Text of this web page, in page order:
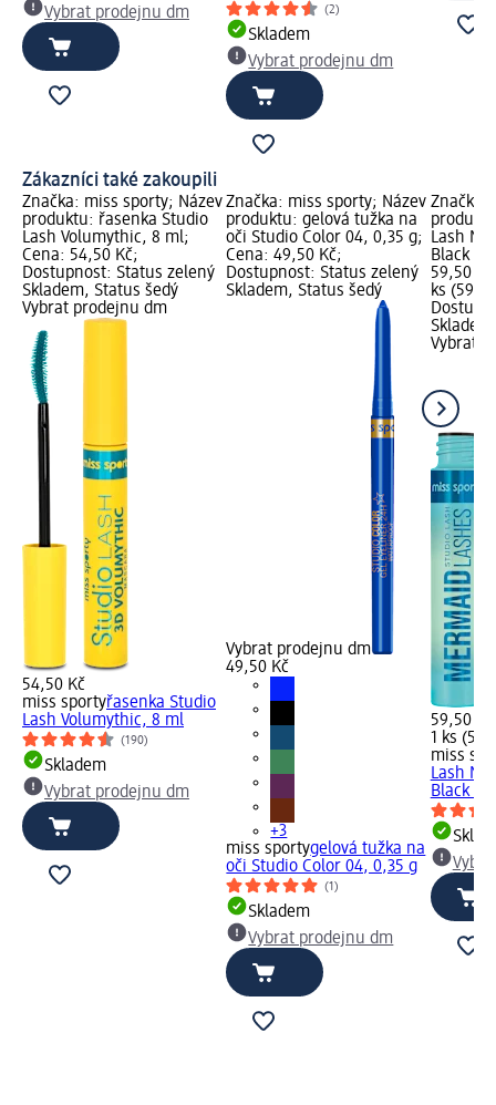
Vybrat prodejnu dm
(2)
Skladem
Vybrat prodejnu dm
Zákazníci také zakoupili
Značka: miss sporty; Název
produktu: řasenka Studio
Lash Volumythic, 8 ml;
Cena: 54,50 Kč;
Dostupnost: Status zelený
Skladem, Status šedý
Vybrat prodejnu dm
54,50 Kč
miss sportyřasenka Studio
Lash Volumythic, 8 ml
(190)
Skladem
Vybrat prodejnu dm
Značka: miss sporty; Název
produktu: gelová tužka na
oči Studio Color 04, 0,35 g;
Cena: 49,50 Kč;
Dostupnost: Status zelený
Skladem, Status šedý
Vybrat prodejnu dm
49,50 Kč
+3
miss sportygelová tužka na
oči Studio Color 04, 0,35 g
(1)
Skladem
Vybrat prodejnu dm
Značka:
Lash
Black
59,50
ks
Vybrat
59,50 Kč
1 ks
miss
Lash
Black